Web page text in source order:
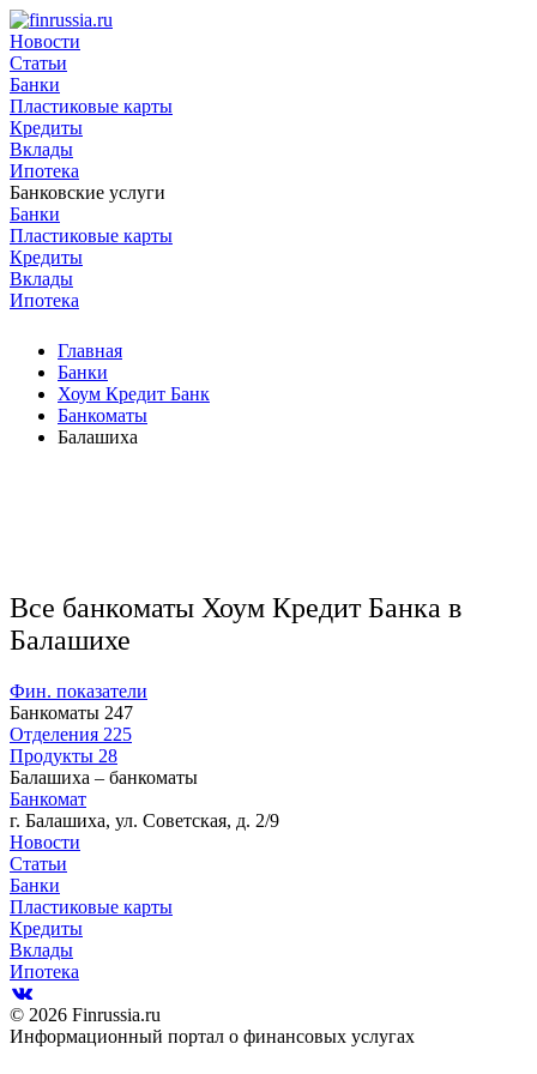
Новости
Статьи
Банки
Пластиковые карты
Кредиты
Вклады
Ипотека
Банковские услуги
Банки
Пластиковые карты
Кредиты
Вклады
Ипотека
Главная
Банки
Хоум Кредит Банк
Банкоматы
Балашиха
Все банкоматы Хоум Кредит Банка в
Балашихе
Фин. показатели
Банкоматы 247
Отделения 225
Продукты 28
Балашиха – банкоматы
Банкомат
г. Балашиха, ул. Советская, д. 2/9
Новости
Статьи
Банки
Пластиковые карты
Кредиты
Вклады
Ипотека
© 2026 Finrussia.ru
Информационный портал о финансовых услугах